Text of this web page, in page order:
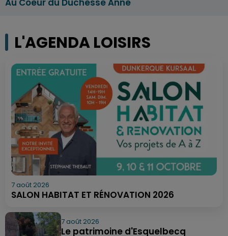
L'AGENDA LOISIRS
7 août 2026
SALON HABITAT ET RÉNOVATION 2026
7 août 2026
Le patrimoine d'Esquelbecq